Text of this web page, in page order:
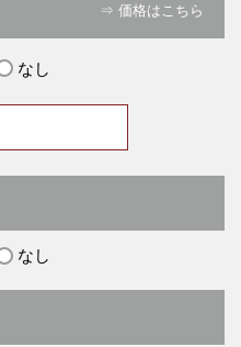
⇒ 価格はこちら
なし
なし